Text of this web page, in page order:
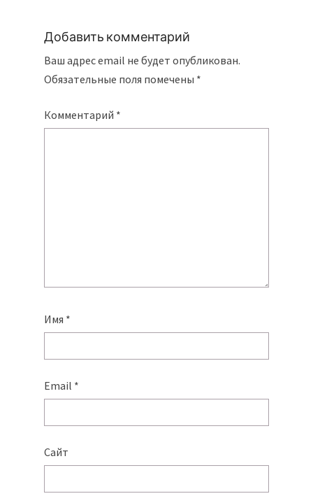
Добавить комментарий
Ваш адрес email не будет опубликован.
Обязательные поля помечены *
Комментарий *
Имя *
Email *
Сайт